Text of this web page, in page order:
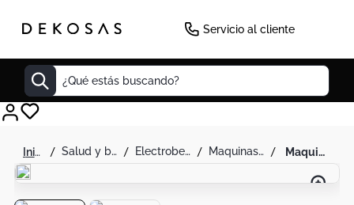
Servicio al cliente
¿Qué estás buscando?
salud y belleza electrobelleza maquinas de afeitar maquina cortadora kemei km-1956 dorada
Decoracion